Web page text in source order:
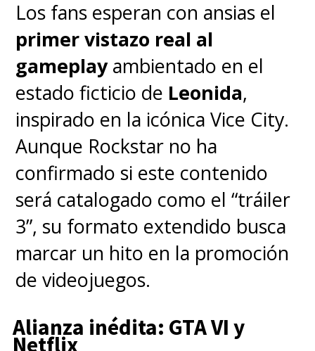
poner fin a los horrores del
Otro Lado ".
Durante la jornada se han ido
liberando una serie de afiches
que presentan los lugares y
personajes claves para el cuarto
ciclo, empezando conel
regreso de "Hopper" (David
Harbour) en la prisión rusa,
en una esperada reunión con
"Joyce" (Winona Ryder) . Cómo
Los fans esperan con ansias el
primer vistazo real al
gameplayambientado en el
estado ficticio de Leonida,
inspirado en la icónica Vice City.
Aunque Rockstar no ha
confirmado si este contenido
será catalogado como el “tráiler
3”, su formato extendido busca
marcar un hito en la promoción
de videojuegos.
Alianza inédita: GTA VI y
Netflix